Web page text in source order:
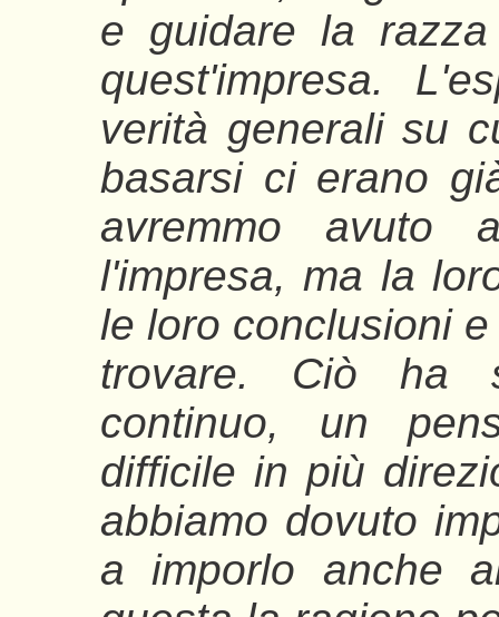
e guidare la
quest'impresa.
verità generali su
basarsi ci erano
avremmo avuto
l'impresa, ma la
le loro conclusioni
trovare. Ciò ha
continuo, un
difficile in più
abbiamo dovuto
a imporlo anche